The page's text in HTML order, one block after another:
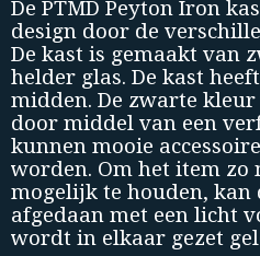
De PTMD Peyton Iron
design door de
De kast is gemaakt van
helder glas. De kast
midden. De zwarte
door middel van een
kunnen mooie
worden. Om het item zo
mogelijk te houden, kan
afgedaan met een licht
wordt in elkaar gezet